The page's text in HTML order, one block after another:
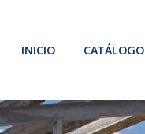
INICIO CATÁLOGO